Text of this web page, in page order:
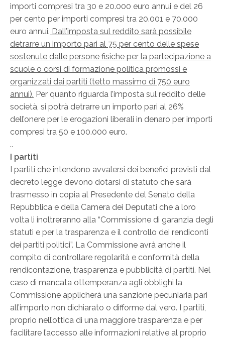
importi compresi tra 30 e 20.000 euro annui e del 26
per cento per importi compresi tra 20.001 e 70.000
euro annui. Dall’imposta sul reddito sarà possibile
detrarre un importo pari al 75 per cento delle spese
sostenute dalle persone fisiche per la partecipazione a
scuole o corsi di formazione politica promossi e
organizzati dai partiti (tetto massimo di 750 euro
annui). Per quanto riguarda l’imposta sul reddito delle
società, si potrà detrarre un importo pari al 26%
dell’onere per le erogazioni liberali in denaro per importi
compresi tra 50 e 100.000 euro.
..
I partiti
I partiti che intendono avvalersi dei benefici previsti dal
decreto legge devono dotarsi di statuto che sarà
trasmesso in copia al Presedente del Senato della
Repubblica e della Camera dei Deputati che a loro
volta li inoltreranno alla “Commissione di garanzia degli
statuti e per la trasparenza e il controllo dei rendiconti
dei partiti politici”. La Commissione avrà anche il
compito di controllare regolarità e conformità della
rendicontazione, trasparenza e pubblicità di partiti. Nel
caso di mancata ottemperanza agli obblighi la
Commissione applicherà una sanzione pecuniaria pari
all’importo non dichiarato o difforme dal vero. I partiti,
proprio nell’ottica di una maggiore trasparenza e per
facilitare l’accesso alle informazioni relative al proprio